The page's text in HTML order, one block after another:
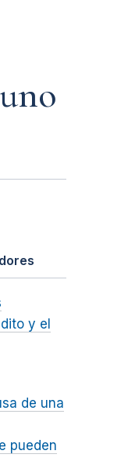
y el
de una
pueden